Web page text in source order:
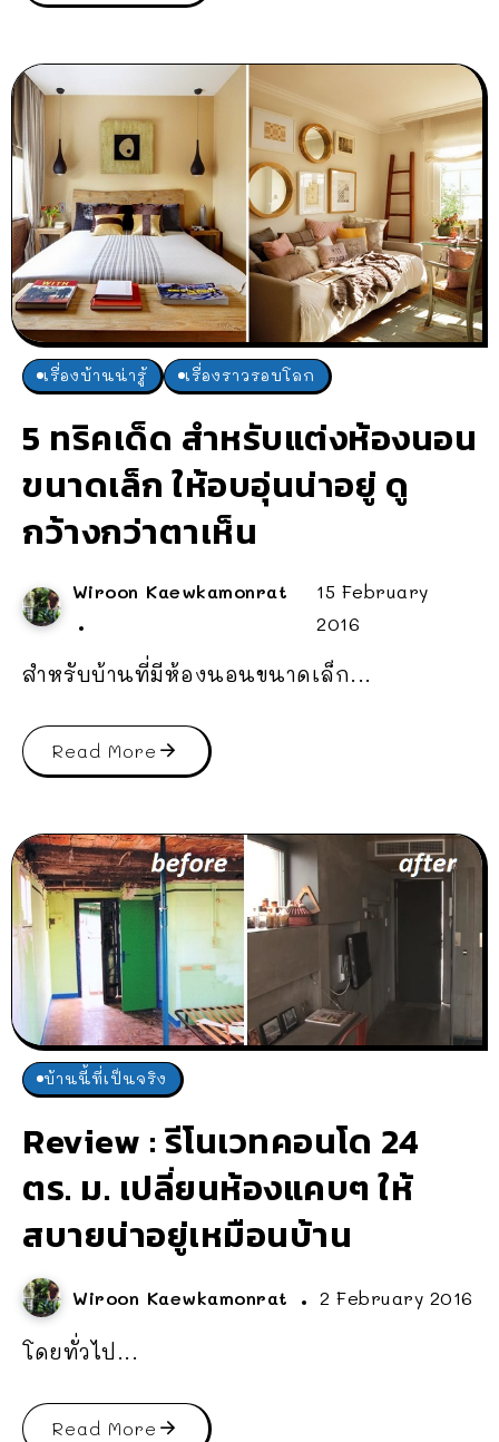
เรื่องบ้านน่ารู้ เรื่องราวรอบโลก
5 ทริคเด็ด สำหรับแต่งห้องนอน
ขนาดเล็ก ให้อบอุ่นน่าอยู่ ดู
กว้างกว่าตาเห็น
Wiroon Kaewkamonrat
15 February
2016
สำหรับบ้านที่มีห้องนอนขนาดเล็ก...
Read More
บ้านนี้ที่เป็นจริง
Review : รีโนเวทคอนโด 24
ตร. ม. เปลี่ยนห้องแคบๆ ให้
สบายน่าอยู่เหมือนบ้าน
Wiroon Kaewkamonrat 2 February 2016
โดยทั่วไป...
Read More